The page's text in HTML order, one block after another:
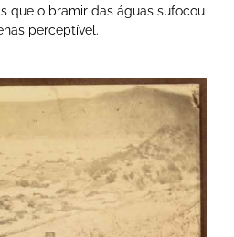
que o bramir das águas sufocou
perceptível.